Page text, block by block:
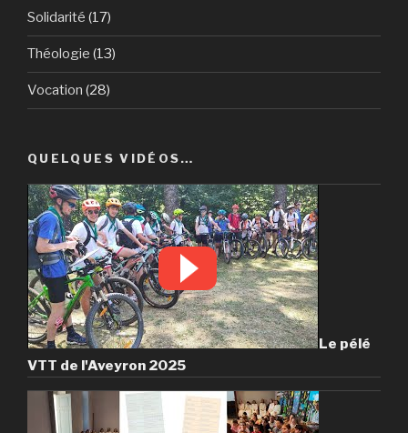
Solidarité (17)
Théologie (13)
Vocation (28)
QUELQUES VIDÉOS…
Le pélé
VTT de l'Aveyron 2025